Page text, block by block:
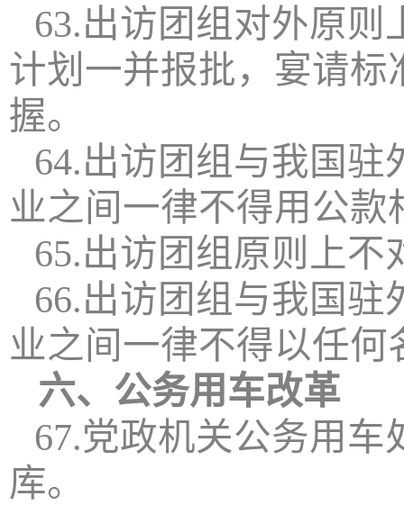
63.出访团组对外原
计划一并报批，宴请
握。
64.出访团组与我国
业之间一律不得用公款
65.出访团组原则上不
66.出访团组与我国
业之间一律不得以任
六、公务用车改革
67.党政机关公务用
库。